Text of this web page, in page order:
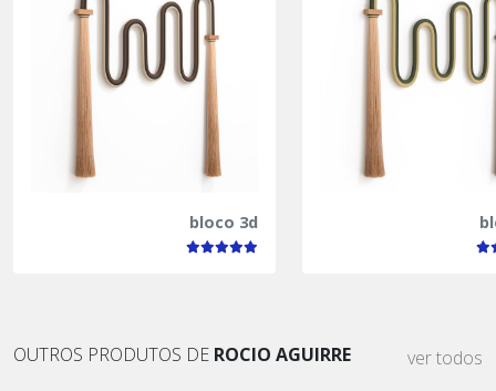
bloco 3d
OUTROS PRODUTOS DE ROCIO AGUIRRE ver todos